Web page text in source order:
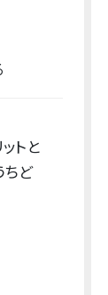
トと
ちど